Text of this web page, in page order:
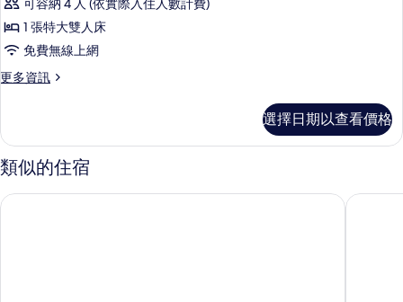
DELUXE
的
所
有
1 張特大雙人床
免費無線上網
更多資訊
更
的
詳
情
選擇日期以查看價格
類似的住宿
暹粒渡假村萬怡飯店 Koulen